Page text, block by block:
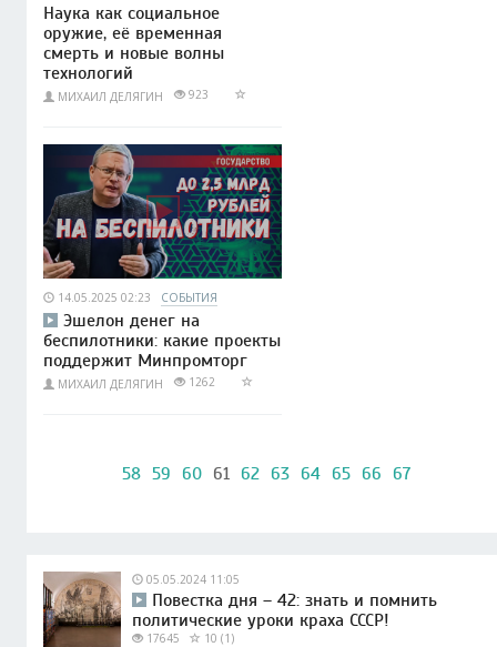
Наука как социальное
оружие, её временная
смерть и новые волны
технологий
МИХАИЛ ДЕЛЯГИН 923
14.05.2025 02:23 СОБЫТИЯ
Эшелон денег на
беспилотники: какие проекты
поддержит Минпромторг
МИХАИЛ ДЕЛЯГИН 1262
58 59 60 61 62 63 64 65 66 67
05.05.2024 11:05
Повестка дня – 42: знать и помнить
политические уроки краха СССР!
17645 10 (1)